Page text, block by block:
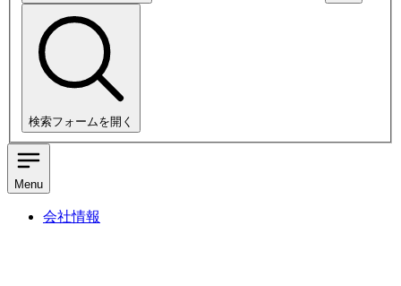
検索フォームを開く
Menu
会社情報